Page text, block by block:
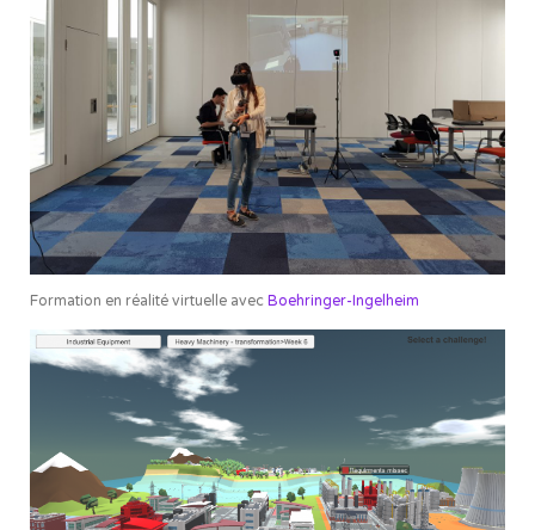
Formation en réalité virtuelle avec Boehringer-Ingelheim